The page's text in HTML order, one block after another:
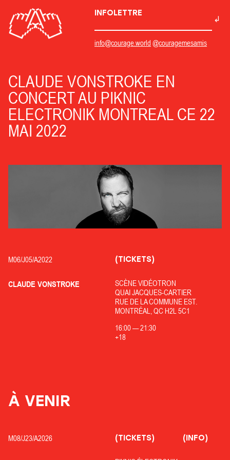
INFOLETTRE
info@courage.world @couragemesamis
CLAUDE VONSTROKE EN
CONCERT AU PIKNIC
ELECTRONIK MONTREAL CE 22
MAI 2022
M06/J05/A2022
CLAUDE VONSTROKE
SCÈNE VIDÉOTRON
QUAI JACQUES-CARTIER
RUE DE LA COMMUNE EST.
MONTRÉAL, QC H2L 5C1
16:00—21:30
+18
(TICKETS)
À VENIR
M08/J23/A2026 (TICKETS) (INFO)